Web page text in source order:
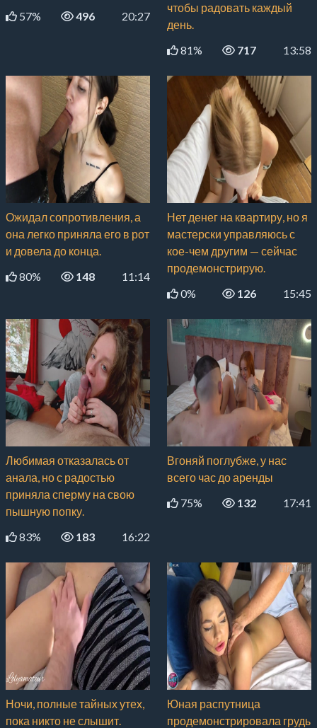
57%
496 20:27
чтобы радовать каждый
день.
81%
717 13:58
Ожидал сопротивления, а
она легко приняла его в рот
и довела до конца.
80%
148 11:14
Нет денег на квартиру, но я
мастерски управляюсь с
кое-чем другим — сейчас
продемонстрирую.
0%
126 15:45
Любимая отказалась от
анала, но с радостью
приняла сперму на свою
пышную попку.
83%
183 16:22
Вгоняй поглубже, у нас
всего час до аренды
75%
132 17:41
Ночи, полные тайных утех,
пока никто не слышит.
Юная распутница
продемонстрировала грудь